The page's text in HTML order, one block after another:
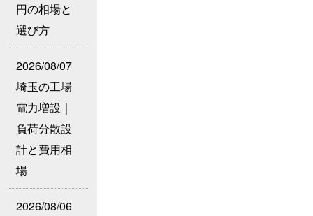
円の相場と
選び方
2026/08/07
埼玉の工場
電力増設｜
負荷分散設
計と費用相
場
2026/08/06